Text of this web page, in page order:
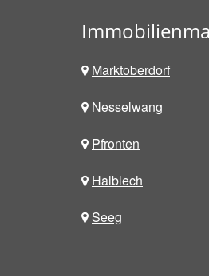
Marktoberdorf
Nesselwang
Pfronten
Halblech
Seeg